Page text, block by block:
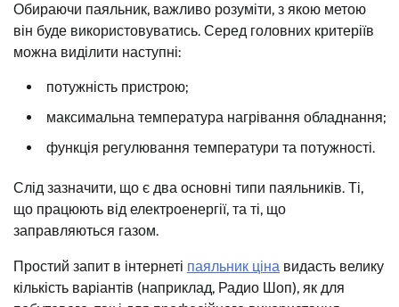
Обираючи паяльник, важливо розуміти, з якою метою
він буде використовуватись. Серед головних критеріїв
можна виділити наступні:
потужність пристрою;
максимальна температура нагрівання обладнання;
функція регулювання температури та потужності.
Слід зазначити, що є два основні типи паяльників. Ті,
що працюють від електроенергії, та ті, що
заправляються газом.
Простий запит в інтернеті паяльник ціна видасть велику
кількість варіантів (наприклад, Радио Шоп), як для